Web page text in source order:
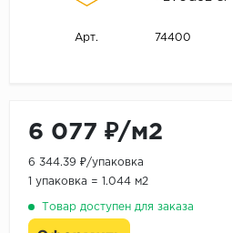
Арт. 74400
6 077 ₽/м2
6 344.39 ₽/упаковка
1 упаковка = 1.044 м2
Товар доступен для заказа